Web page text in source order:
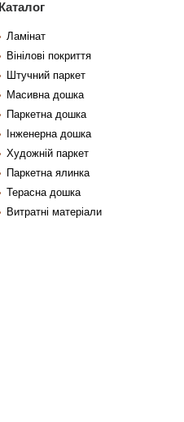
Каталог
Ламінат
Вінілові покриття
Штучний паркет
Масивна дошка
Паркетна дошка
Інженерна дошка
Художній паркет
Паркетна ялинка
Терасна дошка
Витратні матеріали